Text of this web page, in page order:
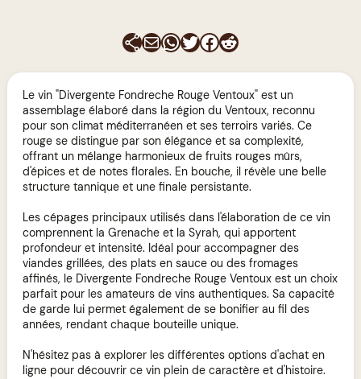
E-mailWhatsApp
Twitter
Facebook
Reddit
Le vin "Divergente Fondreche Rouge Ventoux" est un
assemblage élaboré dans la région du Ventoux, reconnu
pour son climat méditerranéen et ses terroirs variés. Ce
rouge se distingue par son élégance et sa complexité,
offrant un mélange harmonieux de fruits rouges mûrs,
d'épices et de notes florales. En bouche, il révèle une belle
structure tannique et une finale persistante.
Les cépages principaux utilisés dans l'élaboration de ce vin
comprennent la Grenache et la Syrah, qui apportent
profondeur et intensité. Idéal pour accompagner des
viandes grillées, des plats en sauce ou des fromages
affinés, le Divergente Fondreche Rouge Ventoux est un choix
parfait pour les amateurs de vins authentiques. Sa capacité
de garde lui permet également de se bonifier au fil des
années, rendant chaque bouteille unique.
N'hésitez pas à explorer les différentes options d'achat en
ligne pour découvrir ce vin plein de caractère et d'histoire.